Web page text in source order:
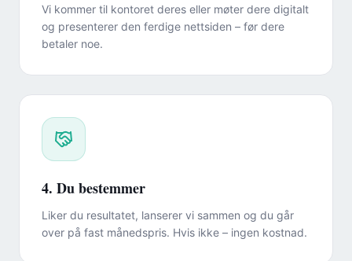
Vi kommer til kontoret deres eller møter dere digitalt
og presenterer den ferdige nettsiden – før dere
betaler noe.
4. Du bestemmer
Liker du resultatet, lanserer vi sammen og du går
over på fast månedspris. Hvis ikke – ingen kostnad.